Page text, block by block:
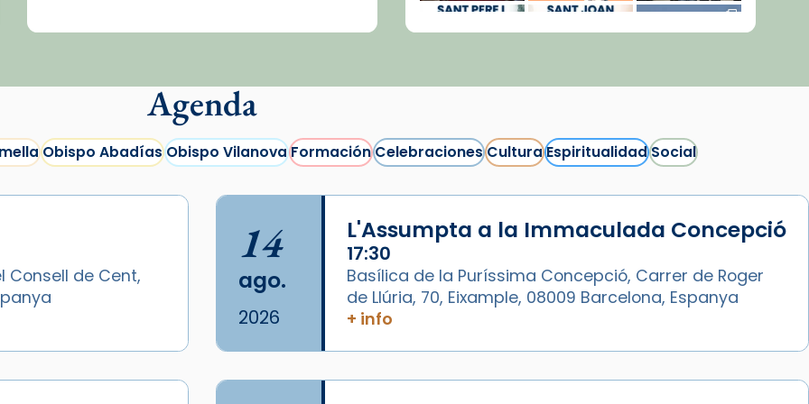
Agenda
Obispo AbadíasObispo VilanovaFormaciónCelebracionesCulturaEspiritualidadSocial
Consell de Cent,
14
ago.
2026
L'Assumpta a la Immaculada Concepció
17:30
Basílica de la Puríssima Concepció, Carrer de Roger
de Llúria, 70, Eixample, 08009 Barcelona, Espanya
+ info